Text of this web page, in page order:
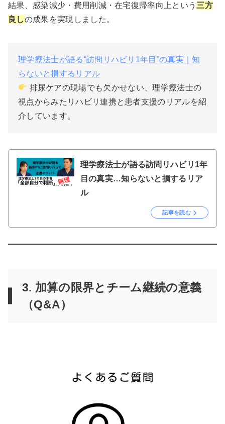
結果、感染減少・費用削減・在宅復帰率向上という 三方
良しの成果を実現しました。
理学療法士が語る“訪問リハビリ1年目”の真実｜知
らないと損するリアル
排尿ケアの現場でも欠かせない、理学療法士の
視点からみたリハビリ連携と患者支援のリアルを紹
介しています。
理学療法士が語る訪問リハビリ1年
目の真実…知らないと損するリア
ル
記事を読む
3. 加算の限界とチーム継続の意義
（Q&A）